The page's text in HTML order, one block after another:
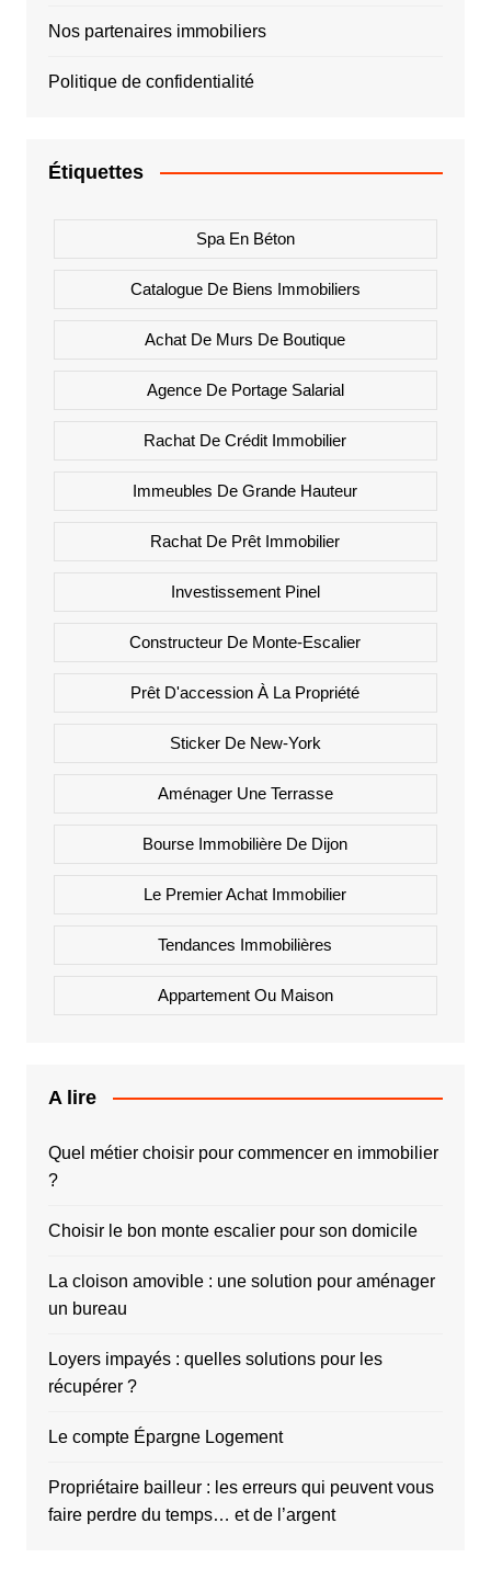
Nos partenaires immobiliers
Politique de confidentialité
Étiquettes
Spa En Béton
Catalogue De Biens Immobiliers
Achat De Murs De Boutique
Agence De Portage Salarial
Rachat De Crédit Immobilier
Immeubles De Grande Hauteur
Rachat De Prêt Immobilier
Investissement Pinel
Constructeur De Monte-Escalier
Prêt D'accession À La Propriété
Sticker De New-York
Aménager Une Terrasse
Bourse Immobilière De Dijon
Le Premier Achat Immobilier
Tendances Immobilières
Appartement Ou Maison
A lire
Quel métier choisir pour commencer en immobilier
?
Choisir le bon monte escalier pour son domicile
La cloison amovible : une solution pour aménager
un bureau
Loyers impayés : quelles solutions pour les
récupérer ?
Le compte Épargne Logement
Propriétaire bailleur : les erreurs qui peuvent vous
faire perdre du temps… et de l’argent